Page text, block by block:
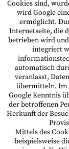
Cookies sind,
wird Google
ermöglicht.
Internetseite, die
betrieben wird
integriert
automatisch
veranlasst,
übermitteln. Im
Google Kenntnis
der betroffenen
Herkunft der
Mittels des
beispielsweise